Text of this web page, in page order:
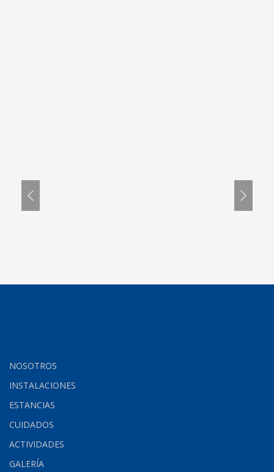
NOSOTROS
INSTALACIONES
ESTANCIAS
CUIDADOS
ACTIVIDADES
GALERÍA